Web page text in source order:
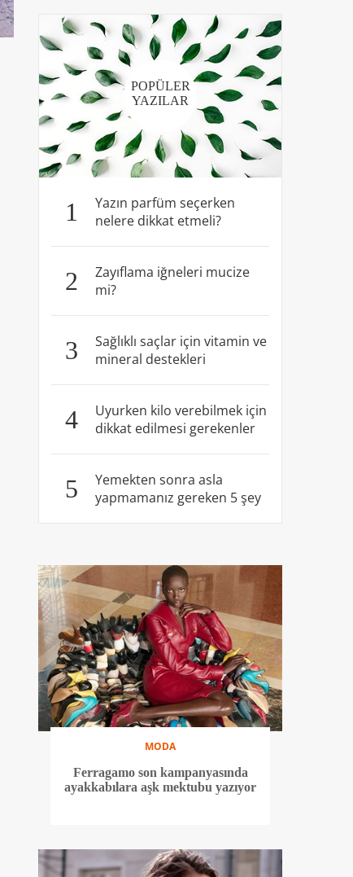
POPÜLER
YAZILAR
1
Yazın parfüm seçerken
nelere dikkat etmeli?
2
Zayıflama iğneleri mucize
mi?
3
Sağlıklı saçlar için vitamin ve
mineral destekleri
4
Uyurken kilo verebilmek için
dikkat edilmesi gerekenler
5
Yemekten sonra asla
yapmamanız gereken 5 şey
MODA
Ferragamo son kampanyasında
ayakkabılara aşk mektubu yazıyor